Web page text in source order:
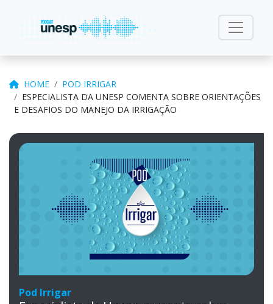
HOME
POD IRRIGAR
ESPECIALISTA DA UNESP COMENTA SOBRE ORIENTAÇÕES
E DESAFIOS DO MANEJO DA IRRIGAÇÃO
Pod Irrigar